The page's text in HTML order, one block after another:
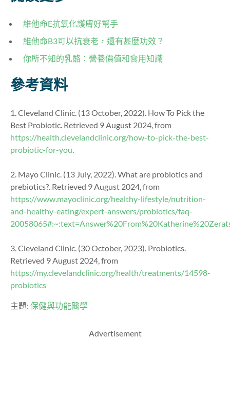
維他命E抗氧化護膚好幫手
維他命B3可以抗衰老，還有甚麼功效？
你所不知的乳酪： 營養價值和食用知識
參考資料
1. Cleveland Clinic. (13 October, 2022). How To Pick the
Best Probiotic. Retrieved 9 August 2024, from
https://health.clevelandclinic.org/how-to-pick-the-best-
probiotic-for-you.
2. Mayo Clinic. (13 July, 2022). What are probiotics and
prebiotics?. Retrieved 9 August 2024, from
https://www.mayoclinic.org/healthy-lifestyle/nutrition-
and-healthy-eating/expert-answers/probiotics/faq-
3. Cleveland Clinic. (30 October, 2023). Probiotics.
Retrieved 9 August 2024, from
https://my.clevelandclinic.org/health/treatments/14598-
probiotics
主題: 保健與功能醫學
Advertisement